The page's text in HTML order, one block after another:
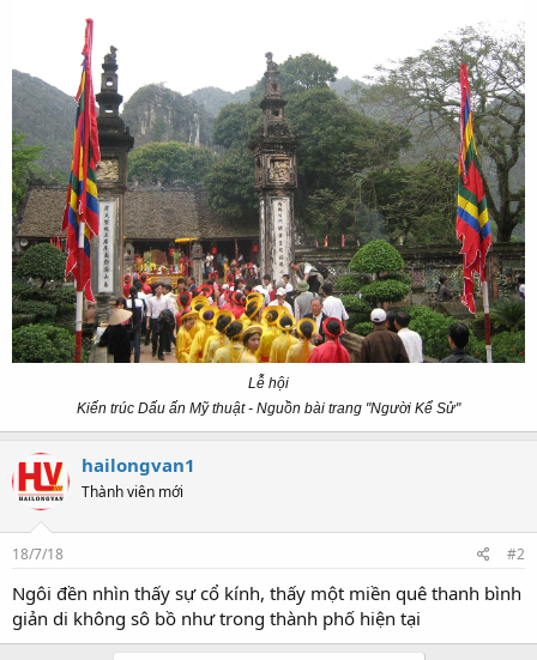
Lễ hội
Kiến trúc Dấu ấn Mỹ thuật - Nguồn bài trang "Người Kể Sử"
hailongvan1
Thành viên mới
18/7/18 #2
Ngôi đền nhìn thấy sự cổ kính, thấy một miền quê thanh bình
giản di không sô bồ như trong thành phố hiện tại